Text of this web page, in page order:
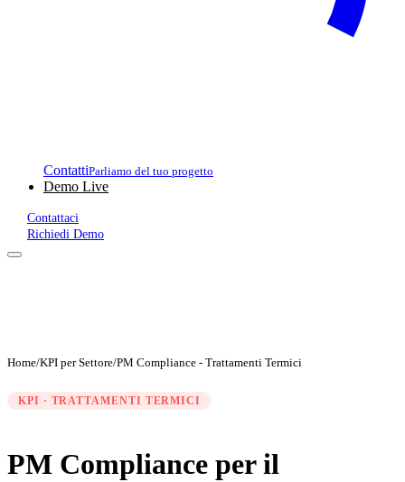
ContattiParliamo del tuo progetto
Demo Live
Contattaci
Richiedi Demo
Home/KPI per Settore/PM Compliance - Trattamenti Termici
KPI · TRATTAMENTI TERMICI
PM Compliance per il